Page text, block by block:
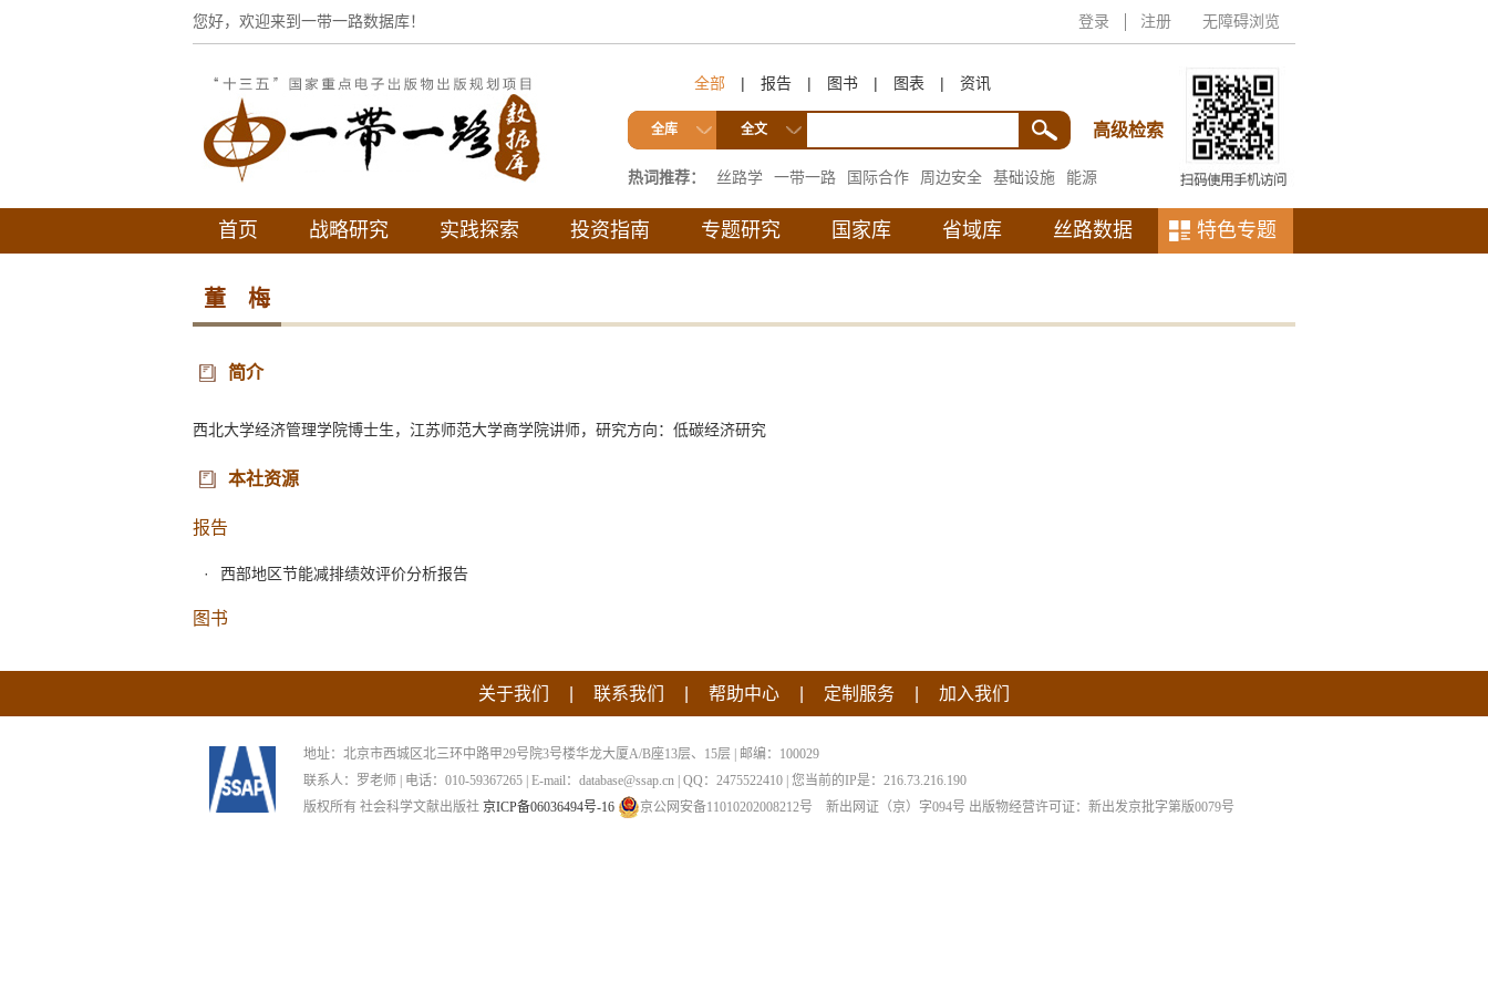
登录 注册 无障碍浏览
您好，欢迎来到一带一路数据库！
全部 | 报告 | 图书 | 图表 | 资讯
全库 全文 高级检索
热词推荐： 丝路学 一带一路 国际合作 周边安全 基础设施
能源
互联互通
首页 战略研究 实践探索 投资指南 专题研究 国家库 省域库 丝路数据 特色专题
董 梅
简介
西北大学经济管理学院博士生，江苏师范大学商学院讲师，研究方向：低碳经济研究
本社资源
报告
西部地区节能减排绩效评价分析报告
图书
关于我们 联系我们 帮助中心 定制服务 加入我们
地址：北京市西城区北三环中路甲29号院3号楼华龙大厦A/B座13层、15层 | 邮编：100029
联系人：罗老师 | 电话：010-59367265 | E-mail：database@ssap.cn | QQ：2475522410 | 您当前的IP是： 216.73.216.190
版权所有 社会科学文献出版社 京ICP备06036494号-16 京公网安备11010202008212号 新出网证（京）字094号 出版物经营许可证：新出发京批字第版0079号